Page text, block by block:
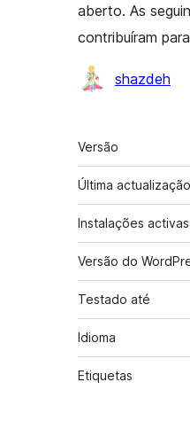
aberto. As
contribuíram
Contribuidores
shazdeh
Metadados
Versão
Última actualização
Instalações activas
Versão do
Testado até
Idioma
Etiquetas